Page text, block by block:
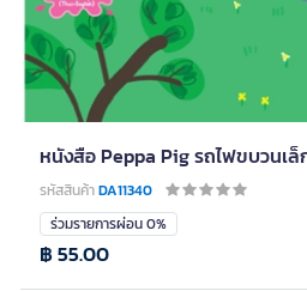
หนังสือ Peppa Pig รถไฟขบวนเ
รหัสสินค้าDA11340
ร่วมรายการผ่อน 0%
฿ 55.00